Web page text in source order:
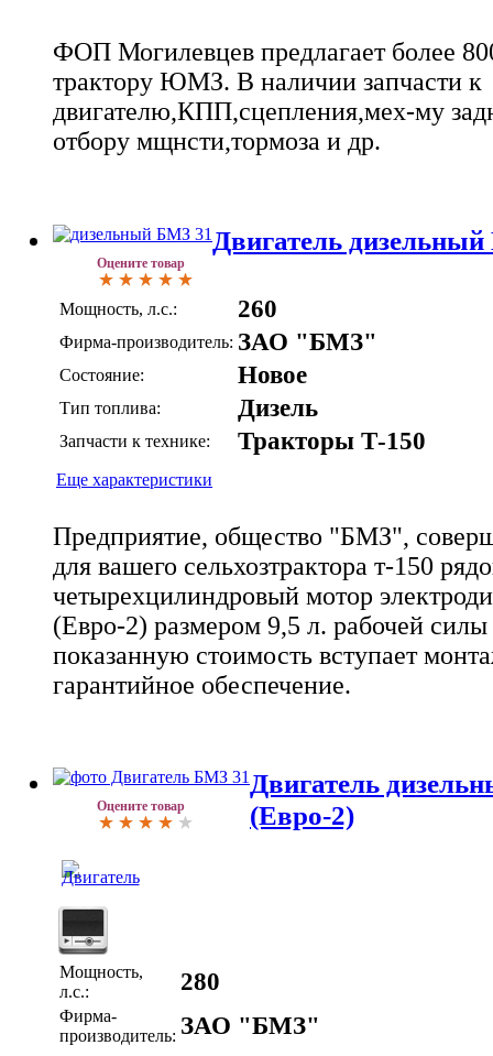
ФОП Могилевцев предлагает более
трактору ЮМЗ. В наличии запчасти к
двигателю,КПП,сцепления,мех-му
отбору мщнсти,тормоза и др.
Оцените товар
Двигатель
Мощность, л.с.: 260
Фирма-производитель: ЗАО "БМЗ"
Состояние: Новое
Тип топлива: Дизель
Запчасти к технике: Тракторы Т-150
Еще характеристики
Предприятие, общество "БМЗ",
для вашего сельхозтрактора т-150
четырехцилиндровый мотор
(Евро-2) размером 9,5 л. рабочей
показанную стоимость вступает
гарантийное обеспечение.
Оцените товар
Двигатель
(Евро-2)
Мощность,
л.с.:
280
Фирма-
производитель: ЗАО "БМЗ"